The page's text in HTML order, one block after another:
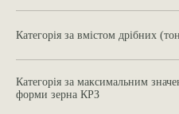
Категорія за вмістом дрібних
Категорія за максимальним
форми зерна КРЗ